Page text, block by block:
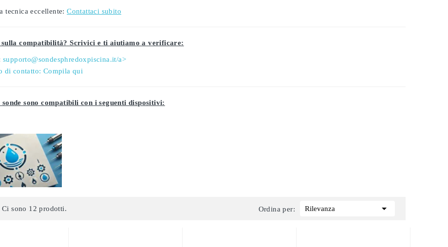
tecnica eccellente: Contattaci subito
sulla compatibilità? Scrivici e ti aiutiamo a verificare:
supporto@sondesphredoxpiscina.it/a>
di contatto: Compila qui
sonde sono compatibili con i seguenti dispositivi:
Ci sono 12 prodotti. Ordina per: Rilevanza 